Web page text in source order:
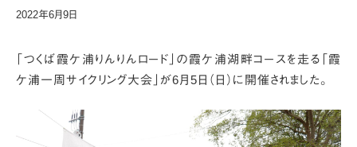
2022年6月9日
「つくば霞ケ浦りんりんロード」の霞ケ浦湖畔コースを走る 「霞
ケ浦一周サイクリング大会」が6月5日（日）に開催されました。